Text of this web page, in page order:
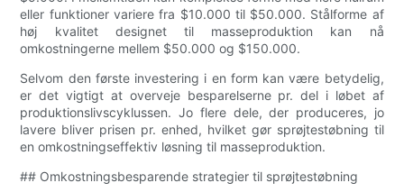
eller funktioner variere fra $10.000 til $50.000. Stålforme af
høj kvalitet designet til masseproduktion kan nå
omkostningerne mellem $50.000 og $150.000.
Selvom den første investering i en form kan være betydelig,
er det vigtigt at overveje besparelserne pr. del i løbet af
produktionslivscyklussen. Jo flere dele, der produceres, jo
lavere bliver prisen pr. enhed, hvilket gør sprøjtestøbning til
en omkostningseffektiv løsning til masseproduktion.
## Omkostningsbesparende strategier til sprøjtestøbning